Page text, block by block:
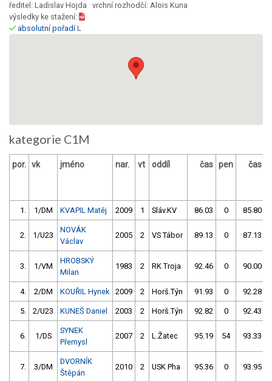
ředitel: Ladislav Hojda vrchní rozhodčí: Alois Kuna
výsledky ke stažení:
absolutní pořadíL
kategorie C1M
por. vk jméno nar. vt oddíl čas pen čas
1. 1/DM KVAPIL Matěj 2009 1 Sláv.KV 86.03 0 85.80
2. 1/U23
NOVÁK
Václav
2005 2 VS Tábor 89.13 0 87.13
3. 1/VM
HROBSKÝ
Milan
1983 2 RK Troja 92.46 0 90.00
4. 2/DM KOUŘIL Hynek 2009 2 Horš.Týn 91.93 0 92.28
5. 2/U23 KUNEŠ Daniel 2003 2 Horš.Týn 92.82 0 92.43
6. 1/DS
SYNEK
Přemysl
2007 2 L.Žatec 95.19 54 93.33
7. 3/DM
DVORNÍK
Štěpán
2010 2 USK Pha 95.36 0 93.95